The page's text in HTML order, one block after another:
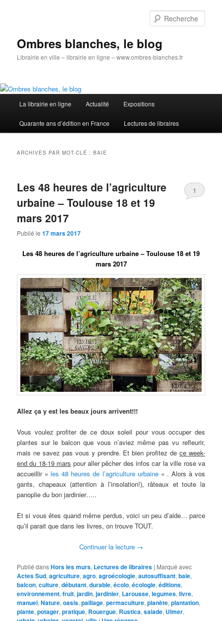
Ombres blanches, le blog
Librairie en ville – librairie en ligne – www.ombres-blanches.fr
principal
La librairie en ligne Actualité Expositions
Quarante ans d’édition en France Lectures de libraires
ARCHIVES PAR MOT-CLÉ :BAIE
Les 48 heures de l’agriculture
urbaine – Toulouse 18 et 19
mars 2017
Publié le17 mars 2017
1
Les 48 heures de l’agriculture urbaine – Toulouse 18 et 19
mars 2017
Allez ça y est les beaux jours arrivent!!!
Vous voulez profiter de ce doux soleil pour vous occuper des
plantes sur le balcon que vous n’aviez même pas vu refleurir,
mais ne savez pas vous y prendre. Et bien profitez dece week-
end du 18-19 mars pour aller pêcher des infos car la ville rose va
accueillir «les 48 heures de l’agriculture urbaine « . Alors à vos
gants, chapeaux (attention à l’insolation!), râteaux et toute la
panoplie du bon jardinier…..
Et si vous êtes quand même perdus, voici un peu d’aide… parce
qu’il parait que dans les livres, on trouve TOUT.
Continuer la lecture →
Publié dansHors les murs, Lectures de libraires | Marqué avec
Actes Sud,agriculture,agro,agroécologie,autosuffisant,baie,
balcon,culture,débutant,durable,écolo,écologie,éditions,
environnement,fruit,jardin,jardinier, Larousse,legumes,livre,
manuel,Nature,oasis,paillage,permaculture,planète,plantation,
plante,potager,pratique, Rouergue, Rustica,salade, Ulmer,